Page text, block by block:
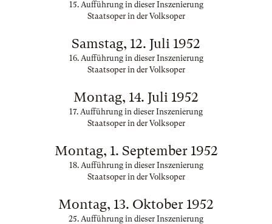
15. Aufführung in dieser Inszenierung
Staatsoper in der Volksoper
Samstag, 12. Juli 1952
16. Aufführung in dieser Inszenierung
Staatsoper in der Volksoper
Montag, 14. Juli 1952
17. Aufführung in dieser Inszenierung
Staatsoper in der Volksoper
Montag, 1. September 1952
18. Aufführung in dieser Inszenierung
Staatsoper in der Volksoper
Montag, 13. Oktober 1952
25. Aufführung in dieser Inszenierung